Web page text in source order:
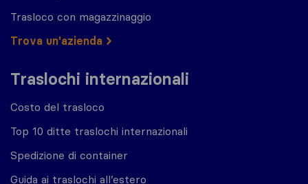
Trasloco con magazzinaggio
Trova un'azienda
Traslochi internazionali
Costo del trasloco
Top 10 ditte traslochi internazionali
Spedizione di container
Guida ai traslochi all’estero